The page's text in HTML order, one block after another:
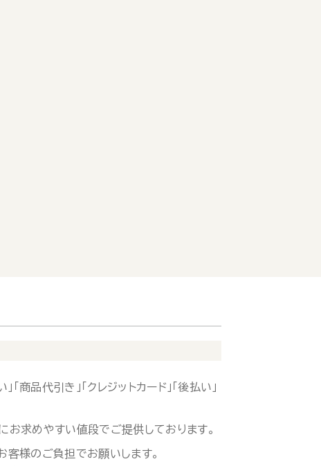
商品代引き」「クレジットカード」「後払い」
お求めやすい値段でご提供しております。
様のご負担でお願いします。